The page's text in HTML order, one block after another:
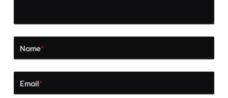
Name*
Email*